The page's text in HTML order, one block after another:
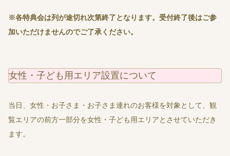
※各特典会は列が途切れ次第終了となります。受付終了後はご参
加いただけませんのでご了承ください。
女性・子ども用エリア設置について
当日、女性・お子さま・お子さま連れのお客様を対象として、観
覧エリアの前方一部分を女性・子ども用エリアとさせていただき
ます。